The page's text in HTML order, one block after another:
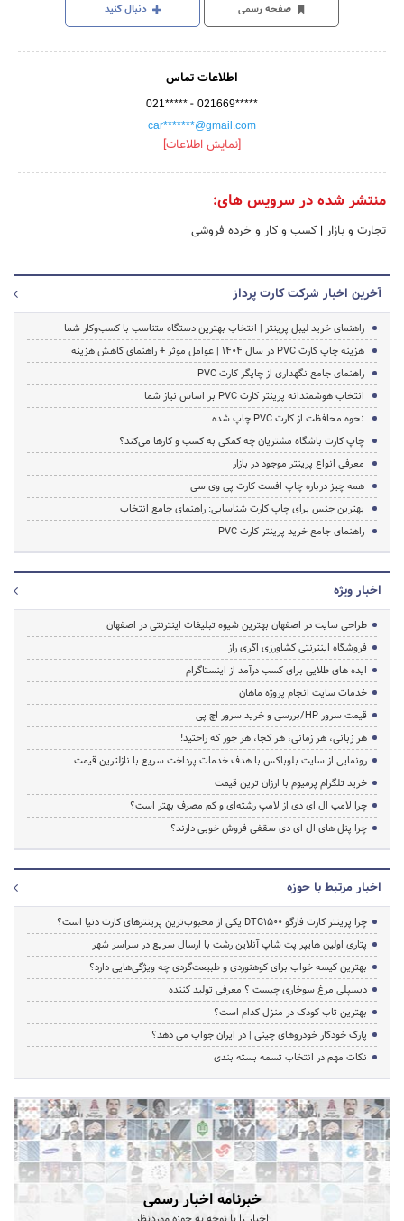
صفحه رسمی دنبال کنید
اطلاعات تماس
021***** - 021669*****
car*******@gmail.com
[نمایش اطلاعات]
منتشر شده در سرویس های:
تجارت و بازار | کسب و کار و خرده فروشی
آخرین اخبار شرکت کارت پرداز
راهنمای خرید لیبل پرینتر | انتخاب بهترین دستگاه متناسب با کسب‌وکار شما
هزینه چاپ کارت PVC در سال ۱۴۰۴ | عوامل موثر + راهنمای کاهش هزینه
راهنمای جامع نگهداری از چاپگر کارت PVC
انتخاب هوشمندانه پرینتر کارت PVC بر اساس نیاز شما
نحوه محافظت از کارت PVC چاپ شده
چاپ کارت باشگاه مشتریان چه کمکی به کسب و کارها می‌کند؟
معرفی انواع پرینتر موجود در بازار
همه چیز درباره چاپ افست کارت پی وی سی
بهترین جنس برای چاپ کارت شناسایی: راهنمای جامع انتخاب
راهنمای جامع خرید پرینتر کارت PVC
اخبار ویژه
طراحی سایت در اصفهان بهترین شیوه تبلیغات اینترنتی در اصفهان
فروشگاه اینترنتی کشاورزی اگری راز
ایده های طلایی برای کسب درآمد از اینستاگرام
خدمات سایت انجام پروژه ماهان
قیمت سرور HP/بررسی و خرید سرور اچ پی
هر زبانی، هر زمانی، هر کجا، هر جور که راحتید!
رونمایی از سایت بلوباکس با هدف خدمات پرداخت سریع با نازلترین قیمت
خرید تلگرام پرمیوم با ارزان ترین قیمت
چرا لامپ ال ای دی از لامپ رشته‌ای و کم مصرف بهتر است؟
چرا پنل های ال ای دی سقفی فروش خوبی دارند؟
اخبار مرتبط با حوزه
چرا پرینتر کارت فارگو DTC1500 یکی از محبوب‌ترین پرینترهای کارت دنیا است؟
پتاری اولین هایپر پت شاپ آنلاین رشت با ارسال سریع در سراسر شهر
بهترین کیسه خواب برای کوهنوردی و طبیعت‌گردی چه ویژگی‌هایی دارد؟
دیسپلی مرغ سوخاری چیست ؟ معرفی تولید کننده
بهترین تاب کودک در منزل کدام است؟
پارک خودکار خودروهای چینی | در ایران جواب می دهد؟
نکات مهم در انتخاب تسمه بسته بندی
خبرنامه اخبار رسمی